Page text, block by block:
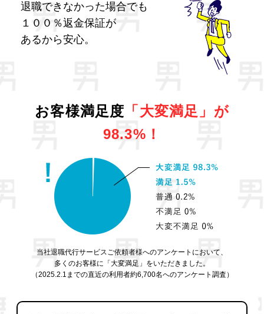
退職できなかった場合でも
１００％返金保証が
あるから安心。
お客様満足度 「大変満足」が
98.3%！
当社退職代行サービスご依頼者様へのアンケートにおいて、
多くのお客様に「大変満足」をいただきました。
（2025.2.1までの直近の利用者約6,700名へのアンケート調査）